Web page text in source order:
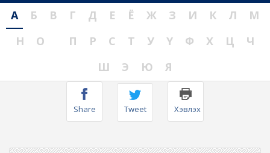
А Б В Г Д Е Ё Ж З И К Л
М
Н
О П Р С Т У Ү Ф Х Ц
Ч
Ш
Э Ю Я
Share Tweet Хэвлэх